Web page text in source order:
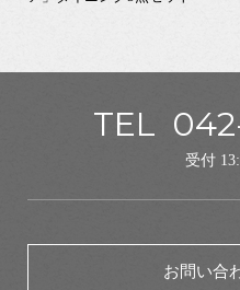
TEL
受付
お問い合